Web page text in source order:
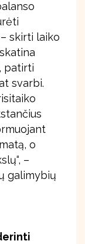
skirti laiko
patirti
svarbi.
o
–
galimybių